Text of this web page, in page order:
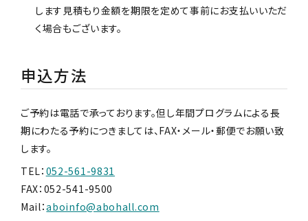
します見積もり金額を期限を定めて事前にお支払いいただ
く場合もございます。
申込方法
ご予約は電話で承っております。但し年間プログラムによる長
期にわたる予約につきましては、FAX・メール・郵便でお願い致
します。
TEL： 052-561-9831
FAX：052-541-9500
Mail：aboinfo@abohall.com